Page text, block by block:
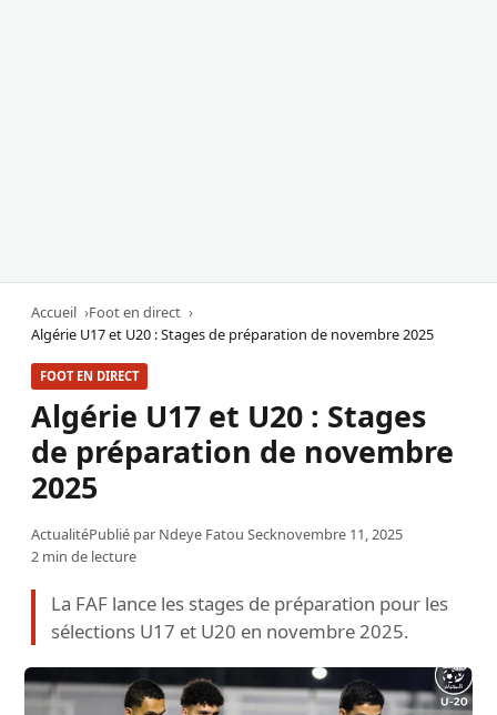
Accueil
Foot en direct
Algérie U17 et U20 : Stages de préparation de novembre 2025
FOOT EN DIRECT
Algérie U17 et U20 : Stages
de préparation de novembre
2025
ActualitéPublié par Ndeye Fatou Secknovembre 11, 2025
2 min de lecture
La FAF lance les stages de préparation pour les
sélections U17 et U20 en novembre 2025.